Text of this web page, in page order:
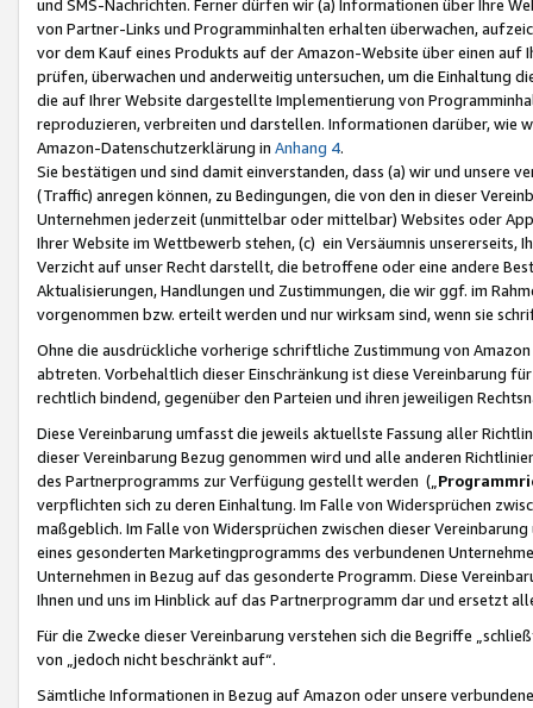
und SMS-Nachrichten. Ferner dürfen wir (a) Informationen über Ihre
von Partner-Links und Programminhalten erhalten überwachen,
vor dem Kauf eines Produkts auf der Amazon-Website über einen
prüfen, überwachen und anderweitig untersuchen, um die Einhaltung
die auf Ihrer Website dargestellte Implementierung von
reproduzieren, verbreiten und darstellen. Informationen darüber, wie
Amazon-Datenschutzerklärung in Anhang 4.
Sie bestätigen und sind damit einverstanden, dass (a) wir und
(Traffic) anregen können, zu Bedingungen, die von den in dieser
Unternehmen jederzeit (unmittelbar oder mittelbar) Websites oder
Ihrer Website im Wettbewerb stehen, (c) ein Versäumnis unsererseits,
Verzicht auf unser Recht darstellt, die betroffene oder eine andere
Aktualisierungen, Handlungen und Zustimmungen, die wir ggf. im
vorgenommen bzw. erteilt werden und nur wirksam sind, wenn sie
Ohne die ausdrückliche vorherige schriftliche Zustimmung von
abtreten. Vorbehaltlich dieser Einschränkung ist diese Vereinbarung
rechtlich bindend, gegenüber den Parteien und ihren jeweiligen
Diese Vereinbarung umfasst die jeweils aktuellste Fassung aller
dieser Vereinbarung Bezug genommen wird und alle anderen
des Partnerprogramms zur Verfügung gestellt werden („
verpflichten sich zu deren Einhaltung. Im Falle von Widersprüchen
maßgeblich. Im Falle von Widersprüchen zwischen dieser
eines gesonderten Marketingprogramms des verbundenen
Unternehmen in Bezug auf das gesonderte Programm. Diese
Ihnen und uns im Hinblick auf das Partnerprogramm dar und ersetzt
Für die Zwecke dieser Vereinbarung verstehen sich die Begriffe
von „jedoch nicht beschränkt auf“.
Sämtliche Informationen in Bezug auf Amazon oder unsere